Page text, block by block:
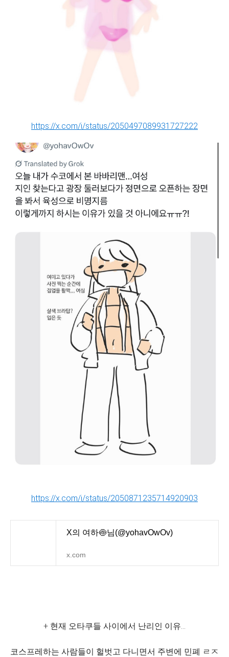
https://x.com/i/status/2050497089931727222
https://x.com/i/status/2050871235714920903
X의 여하🍥님(@yohavOwOv)
x.com
+ 현재 오타쿠들 사이에서 난리인 이유…
코스프레하는 사람들이 헐벗고 다니면서 주변에 민폐 ㄹㅈ